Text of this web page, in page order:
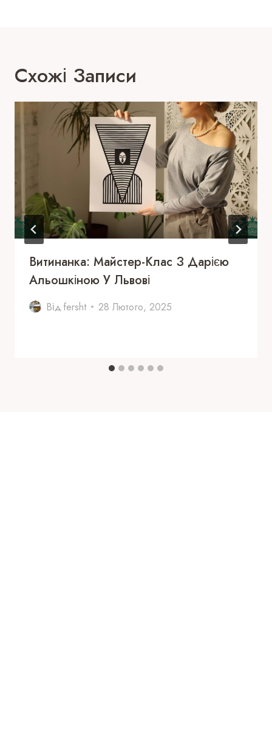
Схожі Записи
Витинанка: Майстер-Клас З Дарією
Альошкіною У Львові
Від fersht 28 Лютого, 2025